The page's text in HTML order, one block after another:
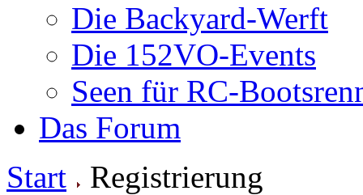
Die Backyard-Werft
Die 152VO-Events
Seen für RC-
Das Forum
Start
Registrierung